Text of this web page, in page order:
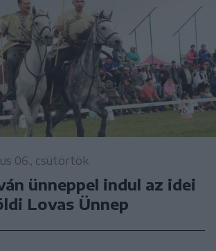
06., csütörtök
ünneppel indul az idei
Lovas Ünnep